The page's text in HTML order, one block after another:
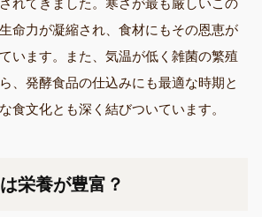
れてきました。寒さが最も厳しいこの
命力が凝縮され、食材にもその恩恵が
います。また、気温が低く雑菌の繁殖
、発酵食品の仕込みにも最適な時期と
食文化とも深く結びついています。
栄養が豊富？